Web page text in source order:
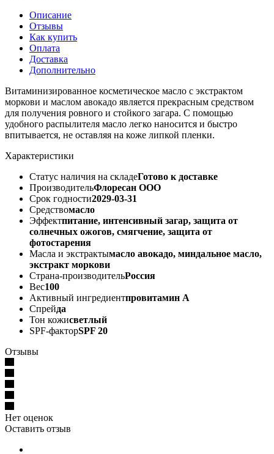
Описание
Отзывы
Как купить
Оплата
Доставка
Дополнительно
Витаминизированное косметическое масло с экстрактом
моркови и маслом авокадо является прекрасным средством
для получения ровного и стойкого загара. С помощью
удобного распылителя масло легко наносится и быстро
впитывается, не оставляя на коже липкой пленки.
Характеристики
Статус наличия на складеГотово к доставке
ПроизводительФлоресан ООО
Срок годности2029-03-31
Средствомасло
Эффектпитание, интенсивный загар, защита от
солнечных ожогов, смягчение, защита от
фотостарения
Масла и экстрактымасло авокадо, миндальное масло,
экстракт моркови
Страна-производительРоссия
Вес100
Активный ингредиентпровитамин А
Спрейда
Тон кожисветлый
SPF-факторSPF 20
Отзывы
Нет оценок
Оставить отзыв